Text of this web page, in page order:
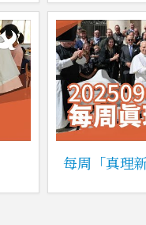
每周「真理